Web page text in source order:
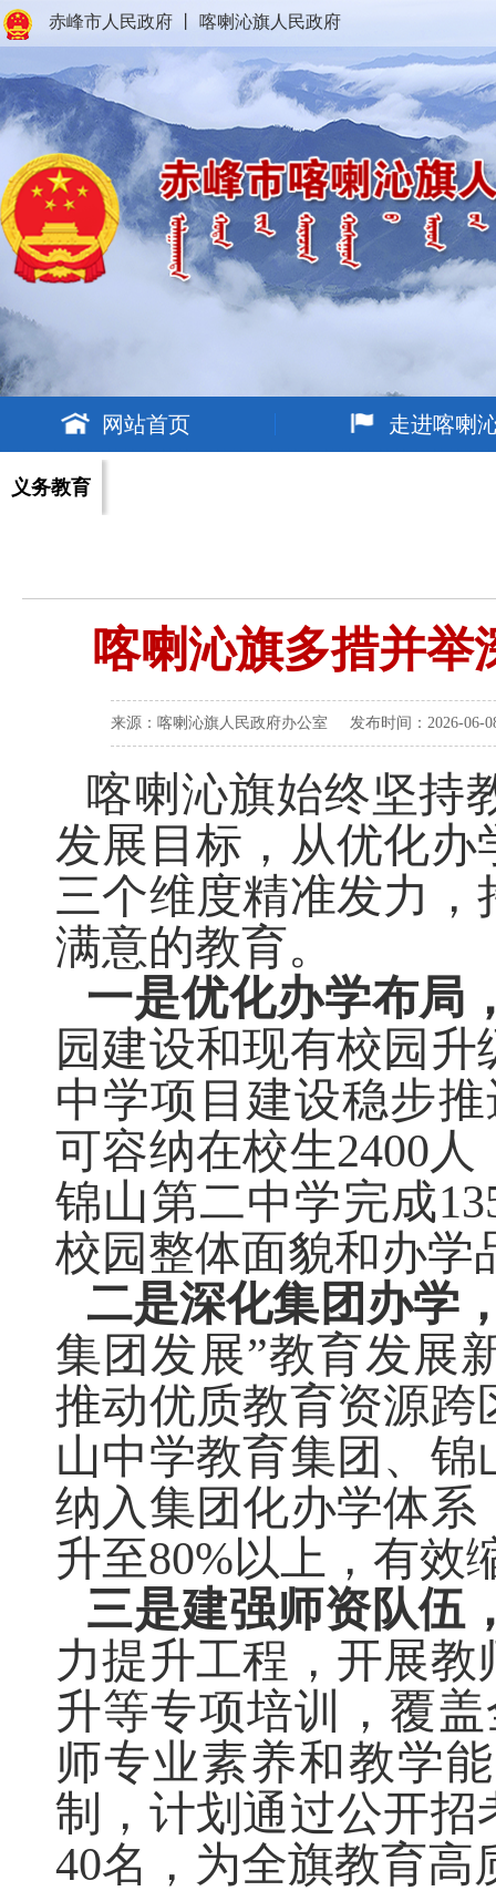
赤峰市人民政府 喀喇沁旗人民政府
网站首页 走进喀喇
义务教育
喀喇沁旗多措并举
来源：喀喇沁旗人民政府办公室 发布时间：2026-
喀喇沁旗始终坚持
发展目标，从优化
三个维度精准发力
满意的教育。
一是优化办学布局
园建设和现有校园
中学项目建设稳步
可容纳在校生2400人
锦山第二中学完成
校园整体面貌和办学
二是深化集团办学
集团发展”教育发展
推动优质教育资源
山中学教育集团、
纳入集团化办学体
升至80%以上，有效
三是建强师资队伍
力提升工程，开展
升等专项培训，覆
师专业素养和教学
制，计划通过公开
40名，为全旗教育高